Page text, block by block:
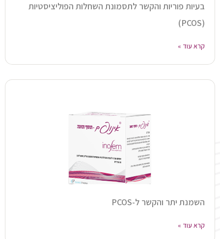
בעיות פוריות והקשר לתסמונת השחלות הפוליציסטיות
(PCOS)
קרא עוד »
השמנת יתר והקשר ל-PCOS
קרא עוד »